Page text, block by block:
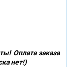
Оплата заказа
нет!)